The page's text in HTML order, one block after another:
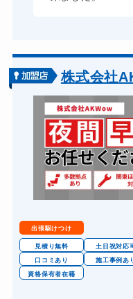
株式会社
出張駆けつけ
見積り無料 土日祝対応
口コミあり
施工事例あ
資格保有者在籍